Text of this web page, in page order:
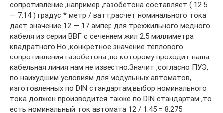
сопротивление ,например ,газобетона составляет ( 12.5
— 7.14 ) градус * метр / ватт,расчет номинального тока
дает значение 12 — 17 ампер для трехжильного медного
кабеля из серии ВВГ с сечением жил 2.5 миллиметра
квадратного.Но ,конкретное значение теплового
сопротивления газобетона ,по которому проходит наша
кабельная линия нам не известно.Значит ,согласно ПУЭ,
по наихудшим условиям для модульных автоматов,
изготовленных по DIN стандартам,выбор номинального
тока должен производится также по DIN стандартам ,то
есть номинальный ток автомата 12 / 1.45 = 8.275